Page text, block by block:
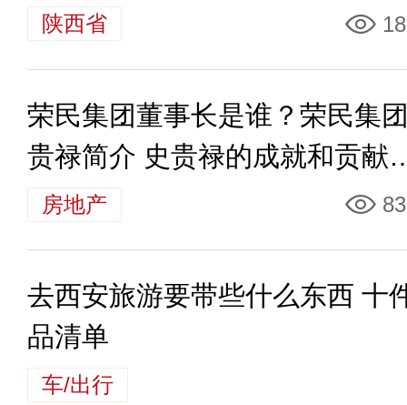
名单
陕西省
荣民集团董事长是谁？荣民集
贵禄简介 史贵禄的成就和贡献
哪些
房地产
去西安旅游要带些什么东西 十
品清单
车/出行